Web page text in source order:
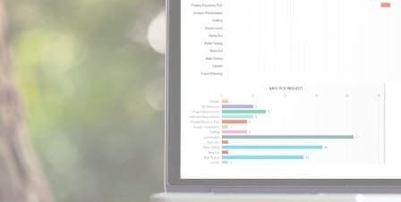
Actualités